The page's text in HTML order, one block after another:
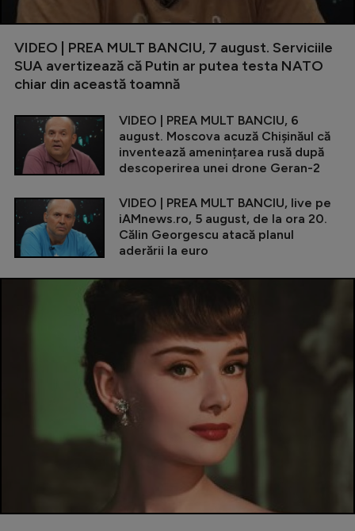
VIDEO | PREA MULT BANCIU, 7 august. Serviciile
SUA avertizează că Putin ar putea testa NATO
chiar din această toamnă
VIDEO | PREA MULT BANCIU, 6
august. Moscova acuză Chișinăul că
inventează amenințarea rusă după
descoperirea unei drone Geran-2
VIDEO | PREA MULT BANCIU, live pe
iAMnews.ro, 5 august, de la ora 20.
Călin Georgescu atacă planul
aderării la euro